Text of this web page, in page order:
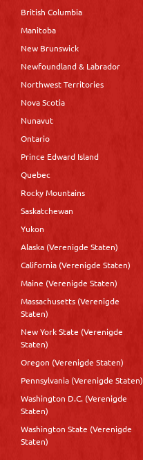
British Columbia
Manitoba
New Brunswick
Newfoundland & Labrador
Northwest Territories
Nova Scotia
Nunavut
Ontario
Prince Edward Island
Quebec
Rocky Mountains
Saskatchewan
Yukon
Alaska (Verenigde Staten)
California (Verenigde Staten)
Maine (Verenigde Staten)
Massachusetts (Verenigde
Staten)
New York State (Verenigde
Staten)
Oregon (Verenigde Staten)
Pennsylvania (Verenigde Staten)
Washington D.C. (Verenigde
Staten)
Washington State (Verenigde
Staten)